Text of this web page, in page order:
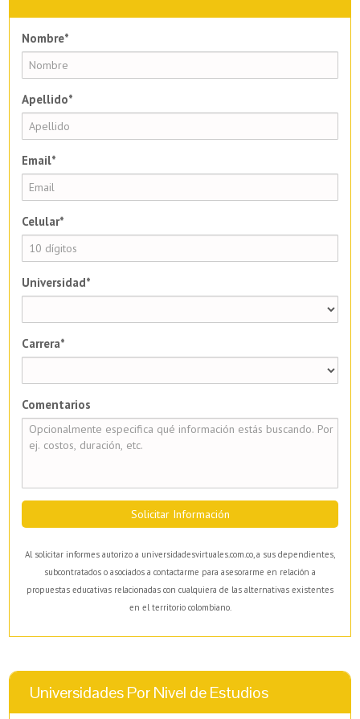
Nombre*
Apellido*
Email*
Celular*
Universidad*
Carrera*
Comentarios
Solicitar Información
Al solicitar informes autorizo a universidadesvirtuales.com.co, a sus dependientes,
subcontratados o asociados a contactarme para asesorarme en relación a
propuestas educativas relacionadas con cualquiera de las alternativas existentes
en el territorio colombiano.
Universidades Por Nivel de Estudios